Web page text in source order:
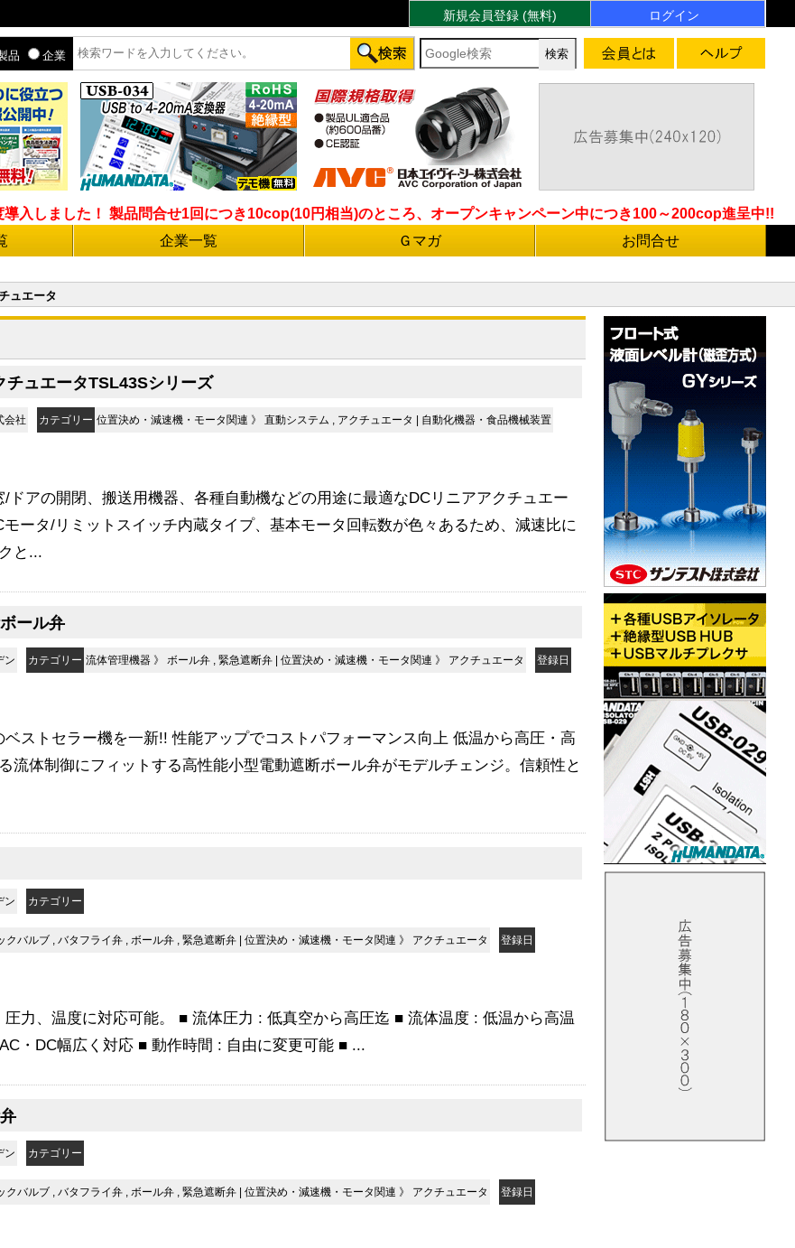
ログイン
新規会員登録 (無料)
品 企業
入しました！ 製品問合せ1回につき10cop(10円相当)のところ、オープンキャンペーン中につき100～200cop進呈中!!
企業一覧 Ｇマガ お問合せ
ュエータ
チュエータTSL43Sシリーズ
会社 カテゴリー 位置決め・減速機・モータ関連 》 直動システム アクチュエータ | 自動化機器・食品機械装置
/ドアの開閉、搬送用機器、各種自動機などの用途に最適なDCリニアアクチュエー
モータ/リミットスイッチ内蔵タイプ、基本モータ回転数が色々あるため、減速比に
と...
ール弁
ン カテゴリー 流体管理機器 》 ボール弁 , 緊急遮断弁 位置決め・減速機・モータ関連 》 アクチュエータ 登録日
ベストセラー機を一新!! 性能アップでコストパフォーマンス向上 低温から高圧・高
流体制御にフィットする高性能小型電動遮断ボール弁がモデルチェンジ。信頼性と
ン カテゴリー
クバルブ バタフライ弁 ボール弁 緊急遮断弁 | 位置決め・減速機・モータ関連 》 アクチュエータ 登録日
圧力、温度に対応可能。 ■ 流体圧力 : 低真空から高圧迄 ■ 流体温度 : 低温から高温
DC幅広く対応 ■ 動作時間 : 自由に変更可能 ■ ...
ン カテゴリー
クバルブ , バタフライ弁 , ボール弁 , 緊急遮断弁 位置決め・減速機・モータ関連 》 アクチュエータ 登録日